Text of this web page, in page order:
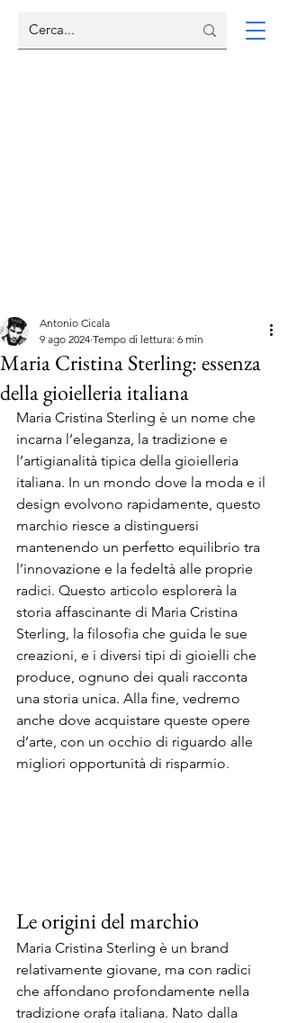
Maria Cristina Sterling: essenza
della gioielleria italiana
Antonio Cicala
9 ago 2024 Tempo di lettura: 6 min
Maria Cristina Sterling è un nome che
incarna l’eleganza, la tradizione e
l’artigianalità tipica della gioielleria
italiana. In un mondo dove la moda e il
design evolvono rapidamente, questo
marchio riesce a distinguersi
mantenendo un perfetto equilibrio tra
l’innovazione e la fedeltà alle proprie
radici. Questo articolo esplorerà la
storia affascinante di Maria Cristina
Sterling, la filosofia che guida le sue
creazioni, e i diversi tipi di gioielli che
produce, ognuno dei quali racconta
una storia unica. Alla fine, vedremo
anche dove acquistare queste opere
d’arte, con un occhio di riguardo alle
migliori opportunità di risparmio.
Le origini del marchio
Maria Cristina Sterling è un brand
relativamente giovane, ma con radici
che affondano profondamente nella
tradizione orafa italiana. Nato dalla